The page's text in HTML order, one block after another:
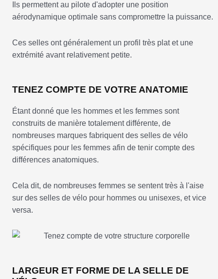
Ils permettent au pilote d'adopter une position
aérodynamique optimale sans compromettre la puissance.
Ces selles ont généralement un profil très plat et une
extrémité avant relativement petite.
TENEZ COMPTE DE VOTRE ANATOMIE
Étant donné que les hommes et les femmes sont
construits de manière totalement différente, de
nombreuses marques fabriquent des selles de vélo
spécifiques pour les femmes afin de tenir compte des
différences anatomiques.
Cela dit, de nombreuses femmes se sentent très à l'aise
sur des selles de vélo pour hommes ou unisexes, et vice
versa.
LARGEUR ET FORME DE LA SELLE DE